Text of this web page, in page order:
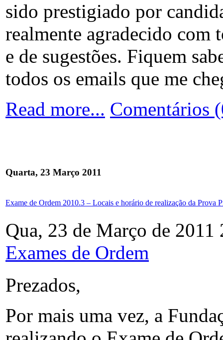
sido prestigiado por
realmente agradecido com
e de sugestões. Fiquem
todos os emails que me
Read more... Comentários
Quarta, 23 Março 2011
Exame de Ordem 2010.3 – Locais e horário de realização da Prova
Qua, 23 de Março de 2011
Exames de Ordem
Prezados,
Por mais uma vez, a